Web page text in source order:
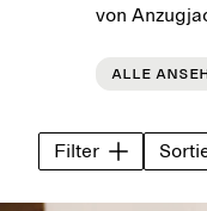
von
passenden
Alle
Filter